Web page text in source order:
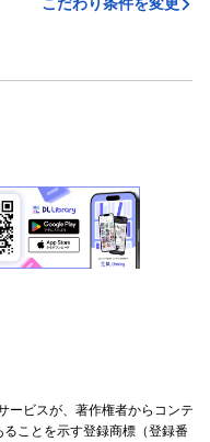
ービスが、著作権者からコンテ
ことを示す登録商標（登録番